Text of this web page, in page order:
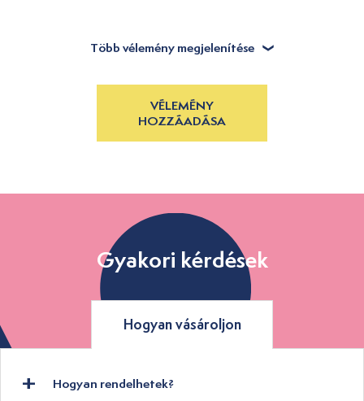
Több vélemény megjelenítése
VÉLEMÉNY
HOZZÁADÁSA
Gyakori kérdések
Hogyan vásároljon
Hogyan rendelhetek?